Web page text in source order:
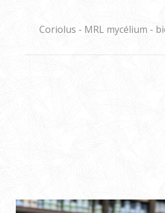
Coriolus - MRL mycélium -